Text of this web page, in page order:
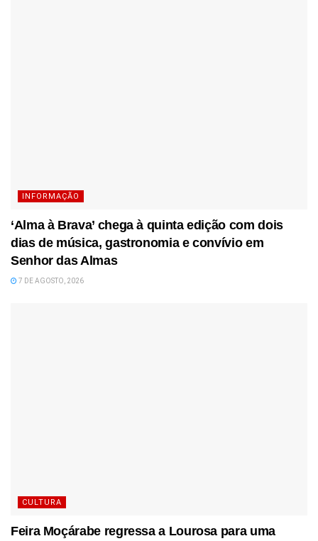
INFORMAÇÃO
‘Alma à Brava’ chega à quinta edição com dois
dias de música, gastronomia e convívio em
Senhor das Almas
7 DE AGOSTO, 2026
CULTURA
Feira Moçárabe regressa a Lourosa para uma